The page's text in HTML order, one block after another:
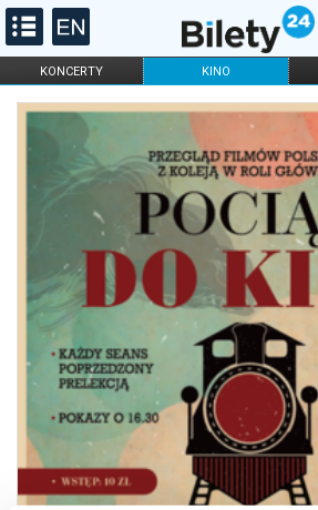
KONCERTY KINO
FILHARMONIA OPERA I BALET
DLA DZIECI
ONLINE